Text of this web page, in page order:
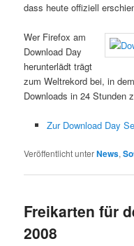
dass heute offiziell
Wer Firefox am
Download Day
herunterlädt trägt
zum Weltrekord bei, in
Downloads in 24 Stunden
Zur Download Day
Veröffentlicht unterNews,
Freikarten für
2008